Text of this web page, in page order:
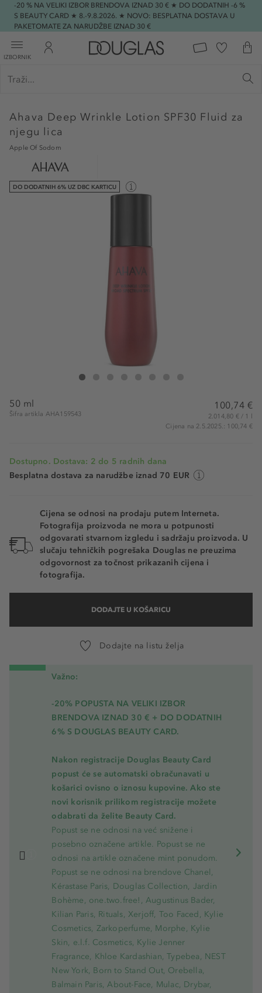
-20 % NA VELIKI IZBOR BRENDOVA IZNAD 30 € ★ DO DODATNIH -6 %
S BEAUTY CARD ★ 8.-9.8.2026. ★ NOVO: BESPLATNA DOSTAVA U
PAKETOMATE ZA NARUDŽBE IZNAD 30 €
IZBORNIK
Ahava Deep Wrinkle Lotion SPF30 Fluid za
njegu lica
Apple Of Sodom
DO DODATNIH 6% UZ DBC KARTICU
Ahava Deep Wrinkle Lotion SPF30
50 ml
Šifra artikla AHA159543
100,74 €
2.014,80 € / 1 l
Cijena na 2.5.2025.: 100,74 €
Dostupno. Dostava: 2 do 5 radnih dana
Besplatna dostava za narudžbe iznad 70 EUR
Cijena se odnosi na prodaju putem Interneta.
Fotografija proizvoda ne mora u potpunosti
odgovarati stvarnom izgledu i sadržaju proizvoda. U
slučaju tehničkih pogrešaka Douglas ne preuzima
odgovornost za točnost prikazanih cijena i
fotografija.
DODAJTE U KOŠARICU
Dodajte na listu želja
Važno:
-20% POPUSTA NA VELIKI IZBOR
BRENDOVA IZNAD 30 € + DO DODATNIH
6% S DOUGLAS BEAUTY CARD.
Nakon registracije Douglas Beauty Card
popust će se automatski obračunavati u
košarici ovisno o iznosu kupovine. Ako ste
novi korisnik prilikom registracije možete
odabrati da želite Beauty Card.
Popust se ne odnosi na već snižene i
posebno označene artikle. Popust se ne
odnosi na artikle označene mint ponudom.
Popust se ne odnosi na brendove Chanel,
Kérastase Paris, Douglas Collection, Jardin
Bohème, one.two.free!, Augustinus Bader,
Kilian Paris, Rituals, Xerjoff, Too Faced, Kylie
Cosmetics, Zarkoperfume, Morphe, Kylie
Skin, e.l.f. Cosmetics, Kylie Jenner
Fragrance, Khloe Kardashian, Typebea, NEST
New York, Born to Stand Out, Orebella,
Balmain Paris, About-Face, Mulac, Drybar,